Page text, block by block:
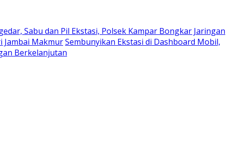
Sabu dan Pil Ekstasi, Polsek Kampar Bongkar Jaringan
Jambai MakmurSembunyikan Ekstasi di Dashboard Mobil,
Berkelanjutan